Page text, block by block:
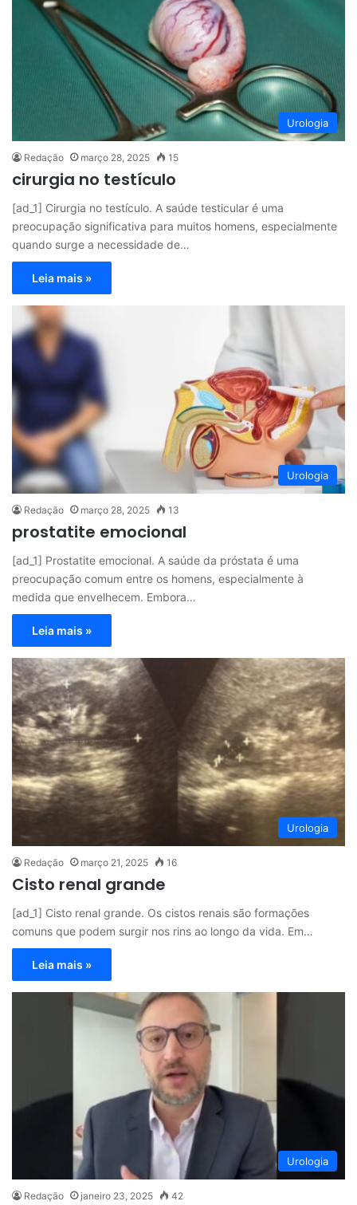
Urologia
Redação março 28, 2025 15
cirurgia no testículo
[ad_1] Cirurgia no testículo. A saúde testicular é uma
preocupação significativa para muitos homens, especialmente
quando surge a necessidade de…
Leia mais »
Urologia
Redação março 28, 2025 13
prostatite emocional
[ad_1] Prostatite emocional. A saúde da próstata é uma
preocupação comum entre os homens, especialmente à
medida que envelhecem. Embora…
Leia mais »
Urologia
Redação março 21, 2025 16
Cisto renal grande
[ad_1] Cisto renal grande. Os cistos renais são formações
comuns que podem surgir nos rins ao longo da vida. Em…
Leia mais »
Urologia
Redação janeiro 23, 2025 42